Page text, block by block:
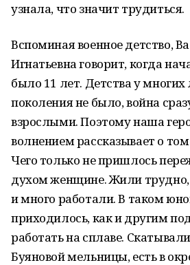
узнала, что значит трудиться.
Вспоминая военное детство,
Игнатьевна говорит, когда
было 11 лет. Детства у
поколения не было, война
взрослыми. Поэтому наша
волнением рассказывает о
Чего только не пришлось
духом женщине. Жили трудно,
и много работали. В таком
приходилось, как и другим
работать на сплаве.
Буяновой мельницы, есть в